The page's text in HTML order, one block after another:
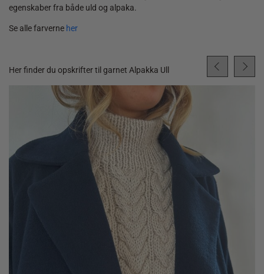
egenskaber fra både uld og alpaka.
Se alle farverne her
Her finder du opskrifter til garnet Alpakka Ull